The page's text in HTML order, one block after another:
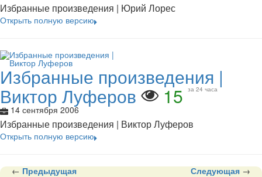
Избранные произведения | Юрий Лорес
Открыть полную версию
Избранные произведения |
Виктор Луферов 15 за 24 часа
14 сентября 2006
Избранные произведения | Виктор Луферов
Открыть полную версию
← Предыдущая Следующая →